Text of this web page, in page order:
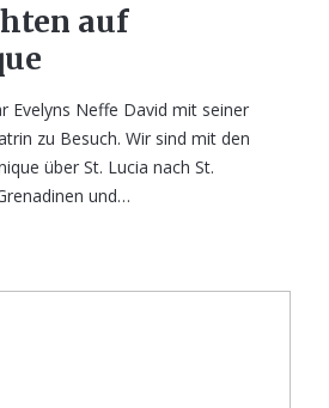
auf
Evelyns Neffe David mit seiner
zu Besuch. Wir sind mit den
über St. Lucia nach St.
und…